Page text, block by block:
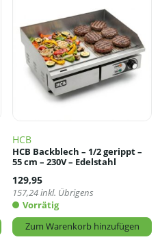
HCB
HCB Backblech – 1/2 gerippt –
55 cm – 230V – Edelstahl
129,95
157,24inkl. Übrigens
Vorrätig
Zum Warenkorb hinzufügen